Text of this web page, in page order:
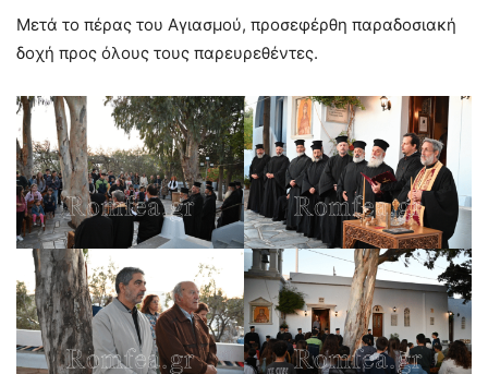
Μετά το πέρας του Αγιασμού, προσεφέρθη παραδοσιακή
δοχή προς όλους τους παρευρεθέντες.